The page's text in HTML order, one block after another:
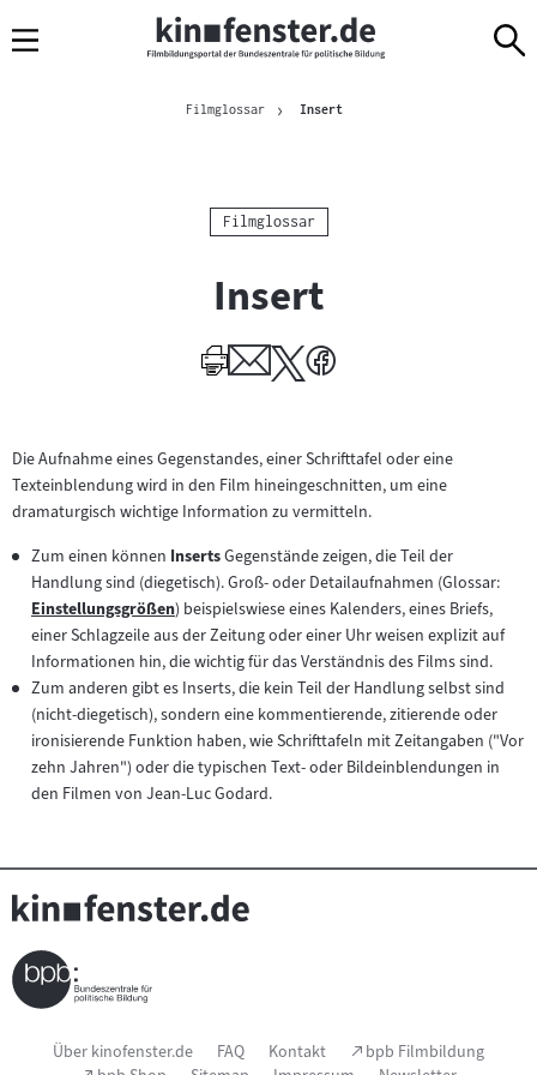
Navigation
zum
zur
BrotkrümelnavigationFilmglossar InsertAktuelle Seite
Kategorie:
Filmglossar
Insert
Die Aufnahme eines Gegenstandes, einer Schrifttafel oder eine
Texteinblendung wird in den Film hineingeschnitten, um eine
dramaturgisch wichtige Information zu vermitteln.
Zum einen können InsertsGegenstände zeigen, die Teil der
Handlung sind (diegetisch). Groß- oder Detailaufnahmen (Glossar:
Zum
Inhalt:
Einstellungsgrößen) beispielswiese eines Kalenders, eines Briefs,
einer Schlagzeile aus der Zeitung oder einer Uhr weisen explizit auf
Informationen hin, die wichtig für das Verständnis des Films sind.
Zum anderen gibt es Inserts, die kein Teil der Handlung selbst sind
(nicht-diegetisch), sondern eine kommentierende, zitierende oder
ironisierende Funktion haben, wie Schrifttafeln mit Zeitangaben ("Vor
zehn Jahren") oder die typischen Text- oder Bildeinblendungen in
den Filmen von Jean-Luc Godard.
Seitenfußnavigation
Über kinofenster.de FAQ Kontakt (Link
öffnet
bpb Filmbildung